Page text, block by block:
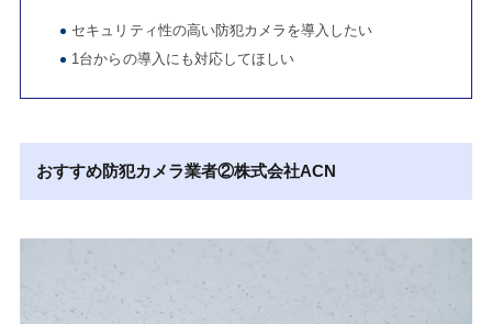
セキュリティ性の高い防犯カメラを導入したい
1台からの導入にも対応してほしい
おすすめ防犯カメラ業者②株式会社ACN